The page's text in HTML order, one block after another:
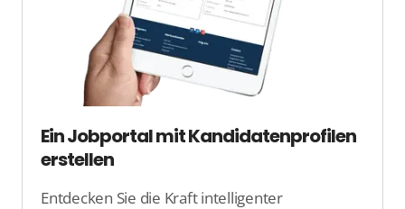
Ein Jobportal mit Kandidatenprofilen
erstellen
Entdecken Sie die Kraft intelligenter